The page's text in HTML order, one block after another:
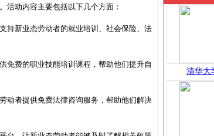
活动内容主要包括以下几个方面：
持新业态劳动者的就业培训、社会保险、法
免费的职业技能培训课程，帮助他们提升自
动者提供免费法律咨询服务，帮助他们解决
清华大